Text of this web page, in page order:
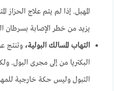
المهبل. إذا لم يتم علاج
يزيد من خطر الإصابة بسرطان
التهاب المسالك البولية، وتنتج
البكتريا من إلى مجرى البول.
التبول وليس حكة خارجية